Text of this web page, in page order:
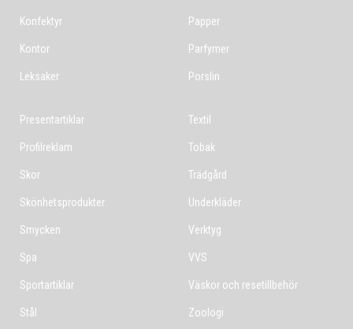
Konfektyr
Kontor
Leksaker
Papper
Parfymer
Porslin
Presentartiklar
Profilreklam
Skor
Skönhetsprodukter
Smycken
Spa
Sportartiklar
Stål
Textil
Tobak
Trädgård
Underkläder
Verktyg
VVS
Väskor och resetillbehör
Zoologi